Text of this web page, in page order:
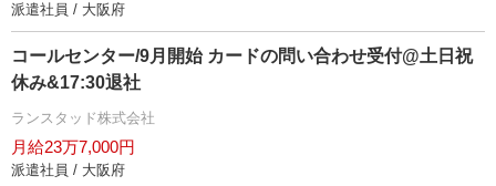
派遣社員 / 大阪府
コールセンター/9月開始 カードの問い合わせ受付@土日祝
休み&17:30退社
ランスタッド株式会社
月給23万7,000円
派遣社員 / 大阪府